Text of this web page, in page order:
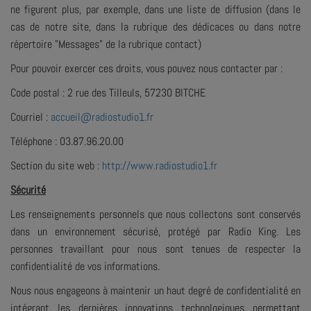
ne figurent plus, par exemple, dans une liste de diffusion (dans le
cas de notre site, dans la rubrique des dédicaces ou dans notre
répertoire "Messages" de la rubrique contact)
Pour pouvoir exercer ces droits, vous pouvez nous contacter par :
Code postal : 2 rue des Tilleuls, 57230 BITCHE
Courriel : accueil@radiostudio1.fr
Téléphone : 03.87.96.20.00
Section du site web : http://www.radiostudio1.fr
Sécurité
Les renseignements personnels que nous collectons sont conservés
dans un environnement sécurisé, protégé par Radio King. Les
personnes travaillant pour nous sont tenues de respecter la
confidentialité de vos informations.
Nous nous engageons à maintenir un haut degré de confidentialité en
intégrant les dernières innovations technologiques permettant